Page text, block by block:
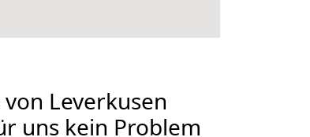
Leverkusen
uns kein Problem